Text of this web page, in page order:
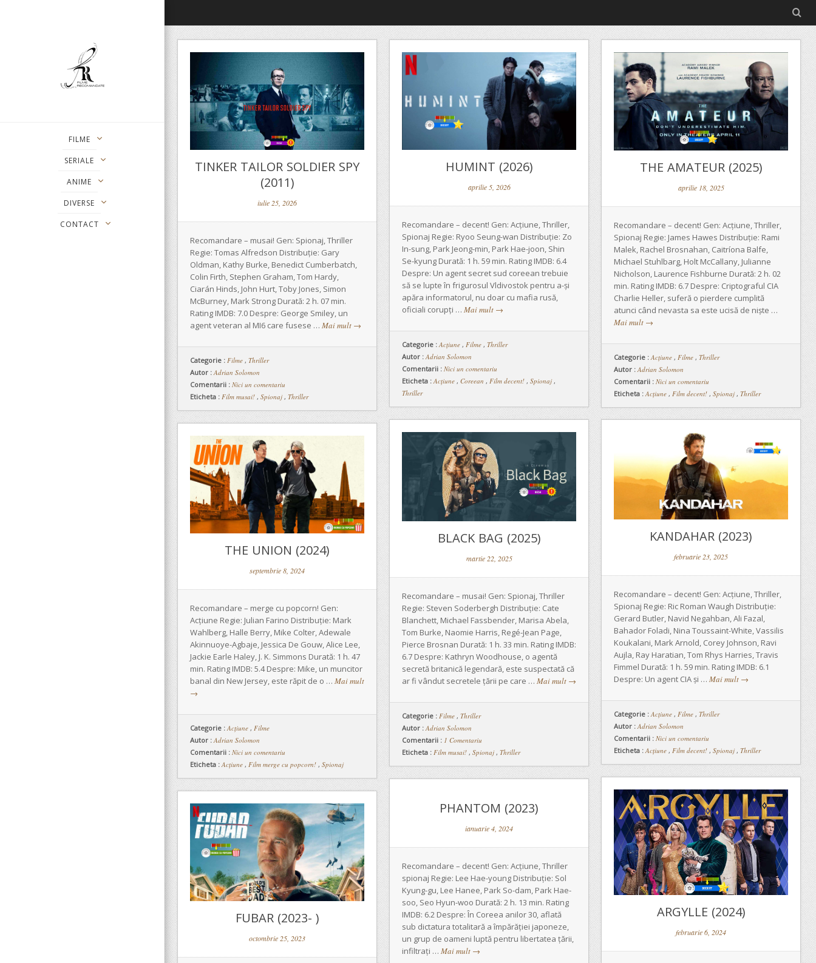
FILME
SERIALE
ANIME
DIVERSE
CONTACT
TINKER TAILOR SOLDIER SPY
(2011)
iulie 25, 2026
Recomandare – musai! Gen: Spionaj, Thriller
Regie: Tomas Alfredson Distribuție: Gary
Oldman, Kathy Burke, Benedict Cumberbatch,
Colin Firth, Stephen Graham, Tom Hardy,
Ciarán Hinds, John Hurt, Toby Jones, Simon
McBurney, Mark Strong Durată: 2 h. 07 min.
Rating IMDB: 7.0 Despre: George Smiley, un
agent veteran al MI6 care fusese … Mai mult →
Categorie : Filme , Thriller
Autor : Adrian Solomon
Comentarii : Nici un comentariu
Eticheta : Film musai! , Spionaj, Thriller
HUMINT (2026)
aprilie 5, 2026
Recomandare – decent! Gen: Acțiune, Thriller,
Spionaj Regie: Ryoo Seung-wan Distribuție: Zo
In-sung, Park Jeong-min, Park Hae-joon, Shin
Se-kyung Durată: 1 h. 59 min. Rating IMDB: 6.4
Despre: Un agent secret sud coreean trebuie
să se lupte în frigurosul Vldivostok pentru a-și
apăra informatorul, nu doar cu mafia rusă,
oficiali corupți … Mai mult →
Categorie :Acţiune , Filme , Thriller
Autor : Adrian Solomon
Comentarii : Nici un comentariu
Eticheta : Acțiune , Coreean , Film decent! , Spionaj,
Thriller
THE AMATEUR (2025)
aprilie 18, 2025
Recomandare – decent! Gen: Acțiune, Thriller,
Spionaj Regie: James Hawes Distribuție: Rami
Malek, Rachel Brosnahan, Caitríona Balfe,
Michael Stuhlbarg, Holt McCallany, Julianne
Nicholson, Laurence Fishburne Durată: 2 h. 02
min. Rating IMDB: 6.7 Despre: Criptograful CIA
Charlie Heller, suferă o pierdere cumplită
atunci când nevasta sa este ucisă de niște …
Mai mult →
Categorie : Acţiune , Filme , Thriller
Autor : Adrian Solomon
Comentarii : Nici un comentariu
Eticheta : Acțiune , Film decent! , Spionaj, Thriller
BLACK BAG (2025)
martie 22, 2025
Recomandare – musai! Gen: Spionaj, Thriller
Regie: Steven Soderbergh Distribuție: Cate
Blanchett, Michael Fassbender, Marisa Abela,
Tom Burke, Naomie Harris, Regé-Jean Page,
Pierce Brosnan Durată: 1 h. 33 min. Rating IMDB:
6.7 Despre: Kathryn Woodhouse, o agentă
secretă britanică legendară, este suspectată că
ar fi vândut secretele țării pe care … Mai mult →
Categorie : Filme , Thriller
Autor : Adrian Solomon
Comentarii : 1 Comentariu
Eticheta : Film musai! , Spionaj, Thriller
KANDAHAR (2023)
februarie 23, 2025
Recomandare – decent! Gen: Acțiune, Thriller,
Spionaj Regie: Ric Roman Waugh Distribuție:
Gerard Butler, Navid Negahban, Ali Fazal,
Bahador Foladi, Nina Toussaint-White, Vassilis
Koukalani, Mark Arnold, Corey Johnson, Ravi
Aujla, Ray Haratian, Tom Rhys Harries, Travis
Fimmel Durată: 1 h. 59 min. Rating IMDB: 6.1
Despre: Un agent CIA și … Mai mult →
Categorie : Acţiune , Filme , Thriller
Autor : Adrian Solomon
Comentarii : Nici un comentariu
Eticheta : Acțiune , Film decent! , Spionaj, Thriller
THE UNION (2024)
septembrie 8, 2024
Recomandare – merge cu popcorn! Gen:
Acțiune Regie: Julian Farino Distribuție: Mark
Wahlberg, Halle Berry, Mike Colter, Adewale
Akinnuoye-Agbaje, Jessica De Gouw, Alice Lee,
Jackie Earle Haley, J. K. Simmons Durată: 1 h. 47
min. Rating IMDB: 5.4 Despre: Mike, un muncitor
banal din New Jersey, este răpit de o … Mai mult
→
Categorie :Acţiune , Filme
Autor : Adrian Solomon
Comentarii : Nici un comentariu
Eticheta : Acțiune , Film merge cu popcorn! , Spionaj
ARGYLLE (2024)
februarie 6, 2024
PHANTOM (2023)
ianuarie 4, 2024
Recomandare – decent! Gen: Acțiune, Thriller
spionaj Regie: Lee Hae-young Distribuție: Sol
Kyung-gu, Lee Hanee, Park So-dam, Park Hae-
soo, Seo Hyun-woo Durată: 2 h. 13 min. Rating
IMDB: 6.2 Despre: În Coreea anilor 30, aflată
sub dictatura totalitară a împărăției japoneze,
un grup de oameni luptă pentru libertatea țării,
infiltrați … Mai mult →
FUBAR (2023- )
octombrie 25, 2023